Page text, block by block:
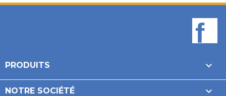
PRODUITS 
NOTRE SOCIÉTÉ 